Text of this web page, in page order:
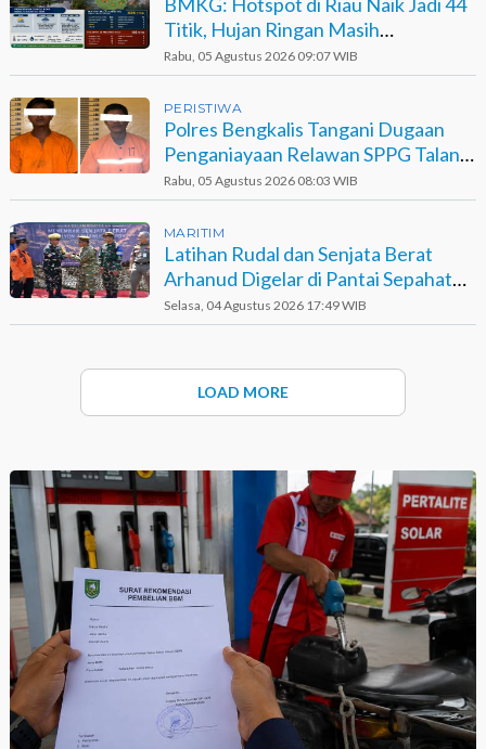
Titik, Hujan Ringan Masih
Berpotensi Terjadi
Rabu, 05 Agustus 2026 09:07 WIB
PERISTIWA
Polres Bengkalis Tangani Dugaan
Penganiayaan Relawan SPPG Talang
Muandau
Rabu, 05 Agustus 2026 08:03 WIB
MARITIM
Latihan Rudal dan Senjata Berat
Arhanud Digelar di Pantai Sepahat
Bengkalis
Selasa, 04 Agustus 2026 17:49 WIB
LOAD MORE